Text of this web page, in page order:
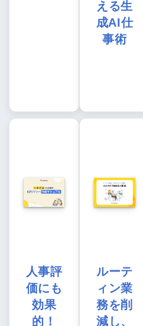
える生
成AI仕
事術
人事評
価にも
効果
的！
ルーテ
ィン業
務を削
減し、